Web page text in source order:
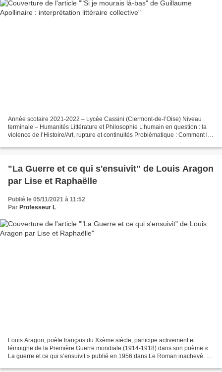
Année scolaire 2021-2022 – Lycée Cassini (Clermont-de-l’Oise) Niveau
terminale – Humanités Littérature et Philosophie L’humain en question : la
violence de l’Histoire/Art, rupture et continuités Problématique : Comment la
"La Guerre et ce qui s'ensuivit" de Louis Aragon
par Lise et Raphaëlle
Publié le 05/11/2021 à 11:52
Par Professeur L
Louis Aragon, poète français du Xxème siècle, participe activement et
témoigne de la Première Guerre mondiale (1914-1918) dans son poème «
La guerre et ce qui s’ensuivit » publié en 1956 dans Le Roman inachevé. Ce